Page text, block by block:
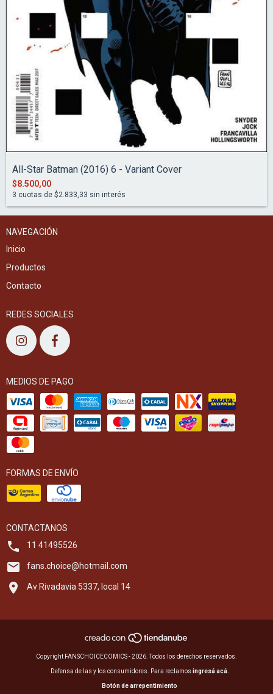
All-Star Batman (2016) 6 - Variant Cover
$8.500,00
3 cuotas de $2.833,33 sin interés
NAVEGACIÓN
Inicio
Productos
Contacto
REDES SOCIALES
MEDIOS DE PAGO
FORMAS DE ENVÍO
CONTACTANOS
11 41495526
fans.choice@hotmail.com
Av Rivadavia 5337, local 14
Copyright FANSCHOICECOMICS - 2026. Todos los derechos reservados.
Defensa de las y los consumidores. Para reclamos ingresá acá.
Botón de arrepentimiento